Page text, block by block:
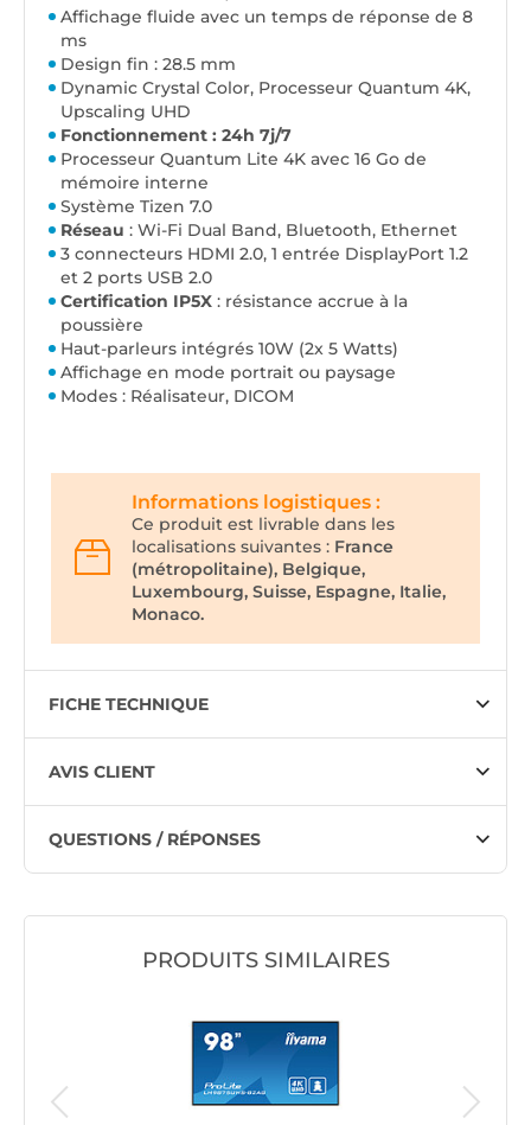
Affichage fluide avec un temps de réponse de 8
ms
Design fin : 28.5 mm
Dynamic Crystal Color, Processeur Quantum 4K,
Upscaling UHD
Fonctionnement : 24h 7j/7
Processeur Quantum Lite 4K avec 16 Go de
mémoire interne
Système Tizen 7.0
Réseau : Wi-Fi Dual Band, Bluetooth, Ethernet
3 connecteurs HDMI 2.0, 1 entrée DisplayPort 1.2
et 2 ports USB 2.0
Certification IP5X : résistance accrue à la
poussière
Haut-parleurs intégrés 10W (2x 5 Watts)
Affichage en mode portrait ou paysage
Modes : Réalisateur, DICOM
Informations logistiques :
Ce produit est livrable dans les
localisations suivantes : France
(métropolitaine), Belgique,
Luxembourg, Suisse, Espagne, Italie,
Monaco.
FICHE TECHNIQUE
AVIS CLIENT
QUESTIONS / RÉPONSES
PRODUITS SIMILAIRES